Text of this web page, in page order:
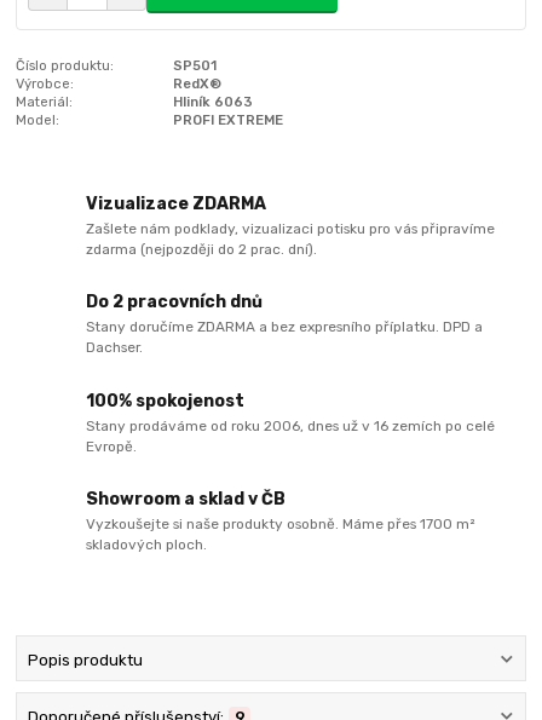
Číslo produktu:
SP501
Výrobce:
RedX®
Materiál:
Hliník 6063
Model:
PROFI EXTREME
Vizualizace ZDARMA
Zašlete nám podklady, vizualizaci potisku pro vás připravíme
zdarma (nejpozději do 2 prac. dní).
Do 2 pracovních dnů
Stany doručíme ZDARMA a bez expresního příplatku. DPD a
Dachser.
100% spokojenost
Stany prodáváme od roku 2006, dnes už v 16 zemích po celé
Evropě.
Showroom a sklad v ČB
Vyzkoušejte si naše produkty osobně. Máme přes 1700 m²
skladových ploch.
Popis produktu